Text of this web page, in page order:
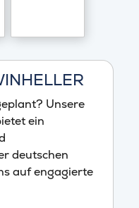
Unsere
ein
deutschen
auf engagierte